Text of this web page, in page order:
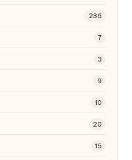
236
7
3
9
10
20
15